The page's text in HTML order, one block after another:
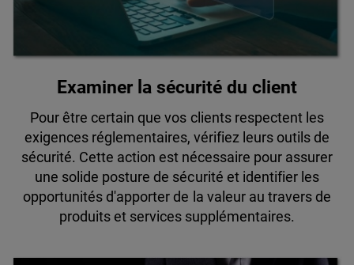
Examiner la sécurité du client
Pour être certain que vos clients respectent les
exigences réglementaires, vérifiez leurs outils de
sécurité. Cette action est nécessaire pour assurer
une solide posture de sécurité et identifier les
opportunités d'apporter de la valeur au travers de
produits et services supplémentaires.